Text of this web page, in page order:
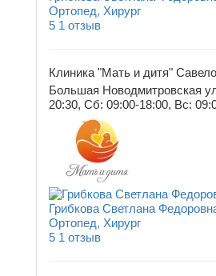
Ортопед, Хирург
5 1 отзыв
Клиника "Мать и дитя"
Большая Новодмитровская
20:30, Сб: 09:00-18:00, Вс:
Грибкова Светлана
Ортопед, Хирург
5 1 отзыв